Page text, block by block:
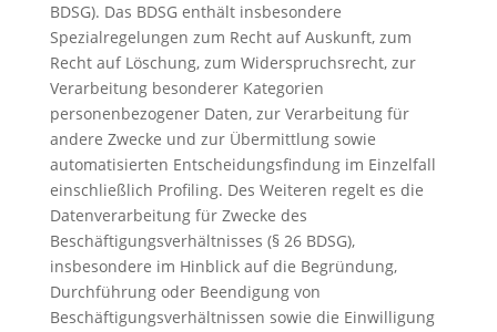
BDSG). Das BDSG enthält insbesondere
Spezialregelungen zum Recht auf Auskunft, zum
Recht auf Löschung, zum Widerspruchsrecht, zur
Verarbeitung besonderer Kategorien
personenbezogener Daten, zur Verarbeitung für
andere Zwecke und zur Übermittlung sowie
automatisierten Entscheidungsfindung im Einzelfall
einschließlich Profiling. Des Weiteren regelt es die
Datenverarbeitung für Zwecke des
Beschäftigungsverhältnisses (§ 26 BDSG),
insbesondere im Hinblick auf die Begründung,
Durchführung oder Beendigung von
Beschäftigungsverhältnissen sowie die Einwilligung